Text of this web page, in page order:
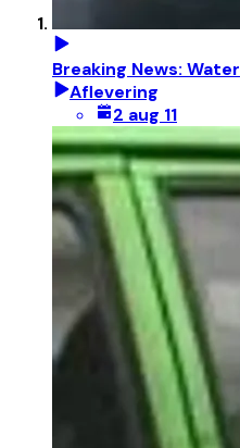
Breaking News: Water
Aflevering
2 aug 11